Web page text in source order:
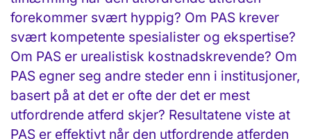
forekommer svært hyppig? Om PAS krever
svært kompetente spesialister og ekspertise?
Om PAS er urealistisk kostnadskrevende? Om
PAS egner seg andre steder enn i institusjoner,
basert på at det er ofte der det er mest
utfordrende atferd skjer? Resultatene viste at
PAS er effektivt når den utfordrende atferden